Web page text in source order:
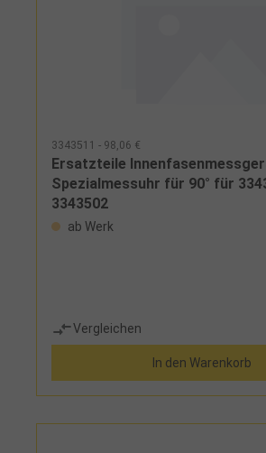
3343511 - 98,06 €
Ersatzteile
Spezialmessuhr für 90° für
3343502
ab Werk
Vergleichen
In den Warenkorb